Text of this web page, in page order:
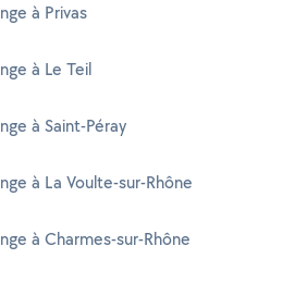
à Privas
à Le Teil
à Saint-Péray
à La Voulte-sur-Rhône
à Charmes-sur-Rhône